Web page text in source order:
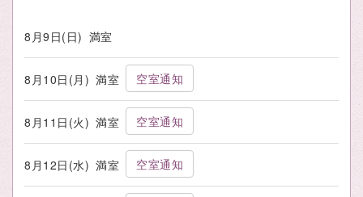
8月9日(日) 満室
8月10日(月) 満室 空室通知
8月11日(火) 満室 空室通知
8月12日(水) 満室 空室通知